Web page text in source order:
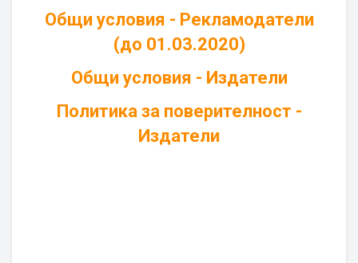
Общи условия - Рекламодатели
(до 01.03.2020)
Общи условия - Издатели
Политика за поверителност -
Издатели